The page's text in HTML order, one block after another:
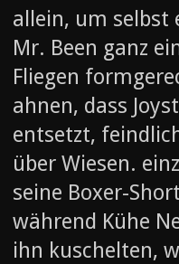
allein, um selbst
Mr. Been ganz
Fliegen
ahnen, dass
entsetzt,
über Wiesen.
seine Boxer-
während Kühe
ihn kuschelten,